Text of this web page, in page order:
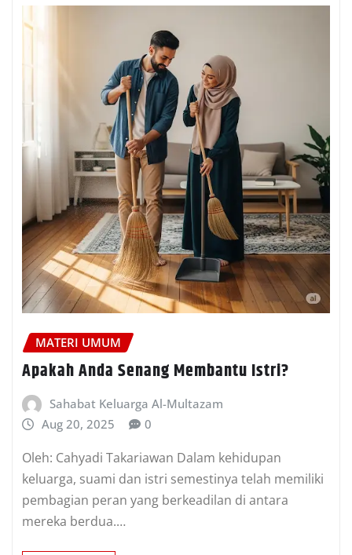
MATERI UMUM
Apakah Anda Senang Membantu Istri?
Sahabat Keluarga Al-Multazam
Aug 20, 2025
0
Oleh: Cahyadi Takariawan Dalam kehidupan
keluarga, suami dan istri semestinya telah memiliki
pembagian peran yang berkeadilan di antara
mereka berdua.…